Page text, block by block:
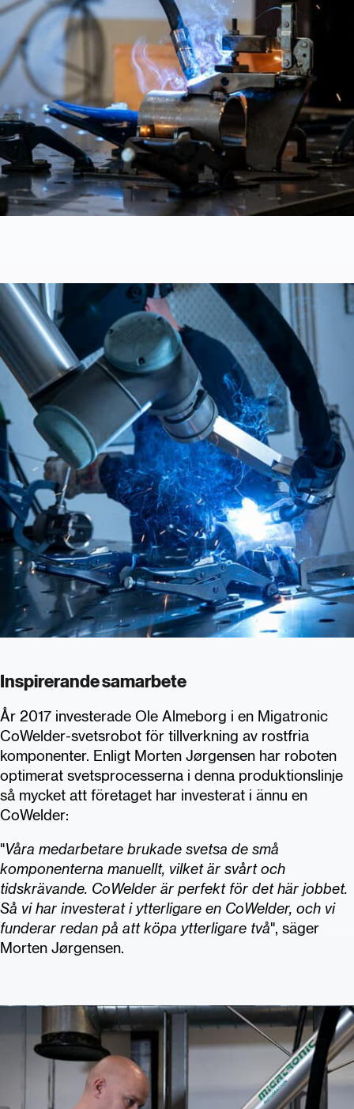
Inspirerande samarbete
År 2017 investerade Ole Almeborg i en Migatronic
CoWelder-svetsrobot för tillverkning av rostfria
komponenter. Enligt Morten Jørgensen har roboten
optimerat svetsprocesserna i denna produktionslinje
så mycket att företaget har investerat i ännu en
CoWelder:
"Våra medarbetare brukade svetsa de små
komponenterna manuellt, vilket är svårt och
tidskrävande. CoWelder är perfekt för det här jobbet.
Så vi har investerat i ytterligare en CoWelder, och vi
funderar redan på att köpa ytterligare två", säger
Morten Jørgensen.